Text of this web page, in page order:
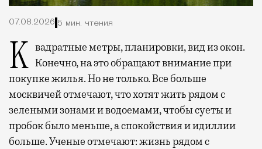
07.08.2026 5 мин. чтения
Квадратные метры, планировки, вид из окон. Конечно, на это обращают внимание при
покупке жилья. Но не только. Все больше
москвичей отмечают, что хотят жить рядом с
зелеными зонами и водоемами, чтобы суеты и
пробок было меньше, а спокойствия и идиллии
больше. Ученые отмечают: жизнь рядом с